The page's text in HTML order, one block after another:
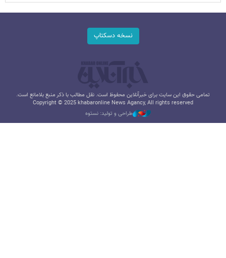
نسخه دسکتاپ
تمامی حقوق این سایت برای خبرآنلاین محفوظ است. نقل مطالب با ذکر منبع بلامانع است.
Copyright © 2025 khabaronline News Agancy, All rights reserved
طراحی و تولید: نستوه